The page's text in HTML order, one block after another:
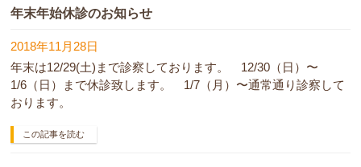
年末年始休診のお知らせ
2018年11月28日
年末は12/29(土)まで診察しております。 12/30（日）〜
1/6（日）まで休診致します。 1/7（月）〜通常通り診察して
おります。
この記事を読む